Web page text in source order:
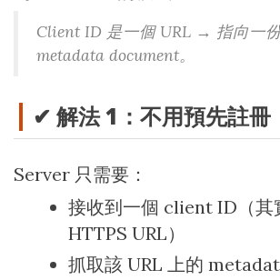
Client ID 是一個 URL → 指向一
metadata document。
✔ 解法 1：不用預先註冊
Server 只需要：
接收到一個 client ID（其
HTTPS URL）
抓取該 URL 上的